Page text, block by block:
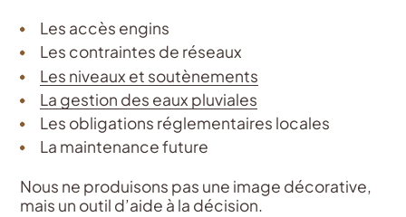
Les accès engins
Les contraintes de réseaux
Les niveaux et soutènements
La gestion des eaux pluviales
Les obligations réglementaires locales
La maintenance future
Nous ne produisons pas une image décorative,
mais un outil d’aide à la décision.